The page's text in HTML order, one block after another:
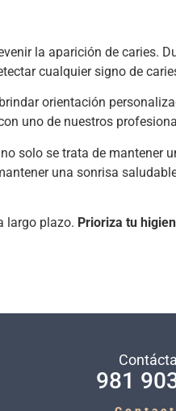
la aparición de caries.
cualquier signo de
orientación
uno de nuestros
solo se trata de mantener
una sonrisa
largo plazo. Prioriza tu
981